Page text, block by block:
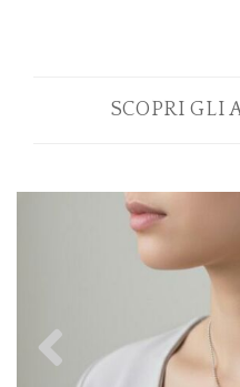
SCOPRI GLI
Previous